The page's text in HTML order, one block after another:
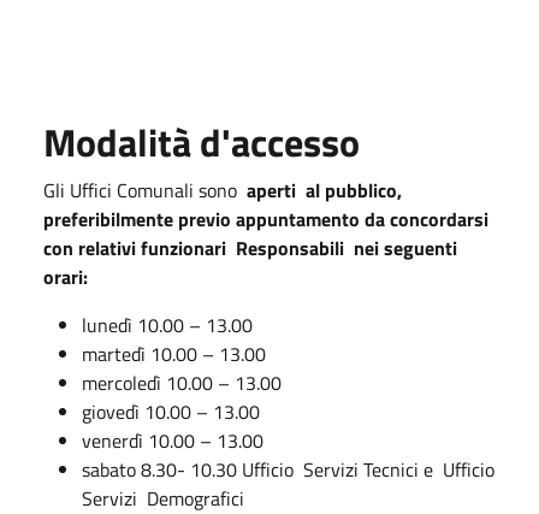
Modalità d'accesso
Gli Uffici Comunali sono aperti al pubblico,
preferibilmente previo appuntamento da concordarsi
con relativi funzionari Responsabili nei seguenti
orari:
lunedì 10.00 – 13.00
martedì 10.00 – 13.00
mercoledì 10.00 – 13.00
giovedì 10.00 – 13.00
venerdì 10.00 – 13.00
sabato 8.30- 10.30 Ufficio Servizi Tecnici e Ufficio
Servizi Demografici